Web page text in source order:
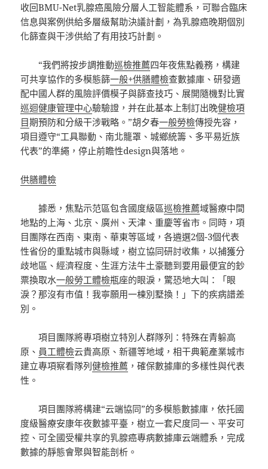
收回BMU-Net乳腺癌風險分層人工智能體系，可聯合臨床
信息與案例供給多層級幫助決議計劃，為乳腺癌晚期個別
化篩查與干涉供給了有用技巧計劃。
“我們將按步調推動巡檢推薦四年夜焦點義務，構建
可共享協作的多模態篩一般+供膳體檢查數據庫、研發適
配中國人群的風險評價模子與篩查技巧、展開隨機對比實
巡迴健康管理中心驗驗證，并在此基本上制訂出晚健檢項
目期預防和分級干涉戰略。”胡夕春一般勞檢傳授先容，
項目遵守“工具聯動、南北籠罩、城鄉統籌、多平易近族
代表”的準繩，停止前瞻性design與落地。
供膳體檢
據悉，焦點示范區包含國度級區巡檢推薦域醫療中間
地點的上海、北京、廣州、天津、重慶等省市。同時，項
目團隊在西南、東南、華東等區域，各遴選2個-3個代表
性省份的重點城市與縣域，樹立協同研討收集，以捕獲分
歧地區、經濟程度、生涯方法牛土豪聽到要用最便宜的鈔
票換取水一般勞工體檢瓶座的眼淚，驚恐地大叫：「眼
淚？那沒有市值！我寧願用一棟別墅換！」下的疾病譜差
別。
項目團隊將專項樹立特別人群隊列：特殊在青躲高
原、 員工體檢云貴高原、新疆等地域，相干典範產業城市
建立專項察看隊列健檢推薦 ，確保數據庫的多樣性與代表
性。
項目團隊將構建“云端協同”的多模態數據庫，依托國
度級醫療安康年夜數據平臺，樹立一套尺度同一、平安可
控、可全國受權共享的乳腺癌專病數據庫云端體系，完成
數據的靜態會聚與智能剖析。